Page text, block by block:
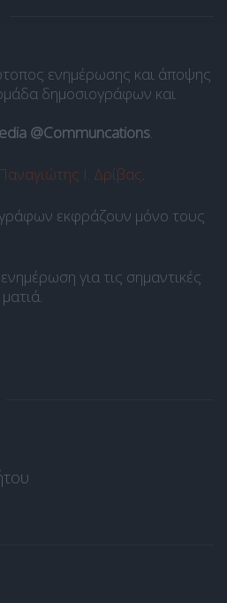
ενημέρωσης και άποψης
δημοσιογράφων και
@Communcations.
Ι. Δρίβας.
εκφράζουν μόνο τους
για τις σημαντικές